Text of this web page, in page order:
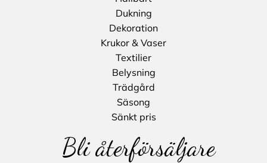
Dukning
Dekoration
Krukor & Vaser
Textilier
Belysning
Trädgård
Säsong
Sänkt pris
Bli återförsäljare